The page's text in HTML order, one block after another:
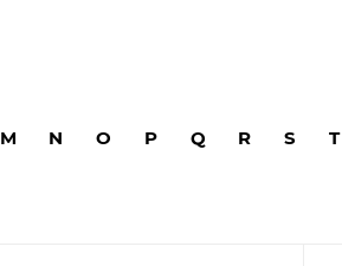
M N O P Q R S T